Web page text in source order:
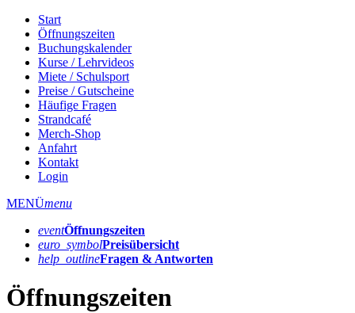
Start
Öffnungszeiten
Buchungskalender
Kurse / Lehrvideos
Miete / Schulsport
Preise / Gutscheine
Häufige Fragen
Strandcafé
Merch-Shop
Anfahrt
Kontakt
Login
MENÜmenu
eventÖffnungs­zeiten
euro_symbolPreis­übersicht
help_outlineFragen & Antworten
Öffnungszeiten